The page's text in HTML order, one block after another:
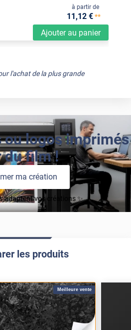
Ajouter au panier
à partir de
11 ,12 €**
l'achat de la plus grande
ou logos imprimés
du film !
ma création
adaptent vos créations ✨
les produits
Meilleure vente